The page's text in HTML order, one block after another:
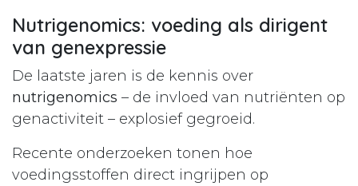
Nutrigenomics: voeding als dirigent
van genexpressie
De laatste jaren is de kennis over
nutrigenomics – de invloed van nutriënten op
genactiviteit – explosief gegroeid.
Recente onderzoeken tonen hoe
voedingsstoffen direct ingrijpen op